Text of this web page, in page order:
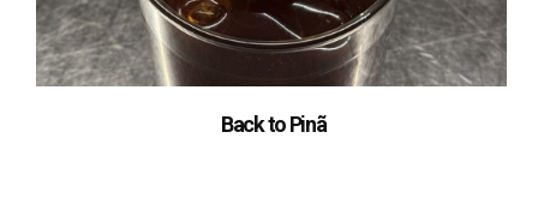
Back to Pinã